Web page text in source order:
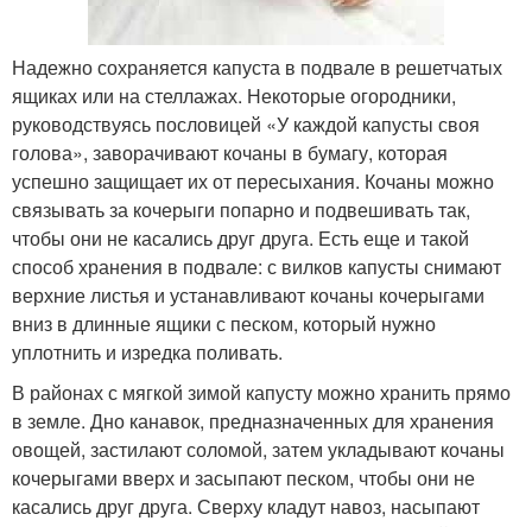
Надежно сохраняется капуста в подвале в решетчатых
ящиках или на стеллажах. Некоторые огородники,
руководствуясь пословицей «У каждой капусты своя
голова», заворачивают кочаны в бумагу, которая
успешно защищает их от пересыхания. Кочаны можно
связывать за кочерыги попарно и подвешивать так,
чтобы они не касались друг друга. Есть еще и такой
способ хранения в подвале: с вилков капусты снимают
верхние листья и устанавливают кочаны кочерыгами
вниз в длинные ящики с песком, который нужно
уплотнить и изредка поливать.
В районах с мягкой зимой капусту можно хранить прямо
в земле. Дно канавок, предназначенных для хранения
овощей, застилают соломой, затем укладывают кочаны
кочерыгами вверх и засыпают песком, чтобы они не
касались друг друга. Сверху кладут навоз, насыпают